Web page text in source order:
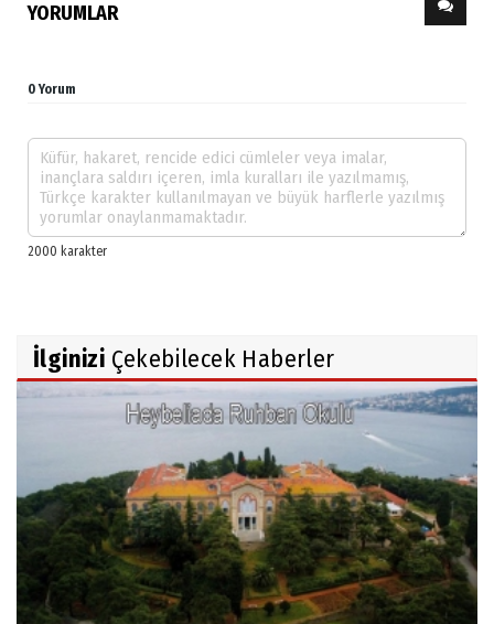
YORUMLAR
0 Yorum
İlginizi Çekebilecek Haberler